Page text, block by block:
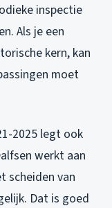
inspectie
Als je een
kern, kan
moet
2025 legt ook
werkt aan
scheiden van
Dat is goed